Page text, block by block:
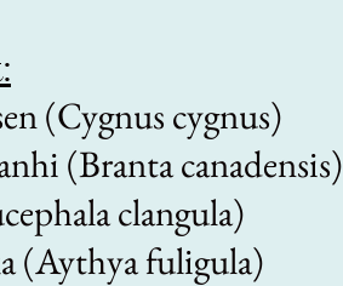
(Cygnus cygnus)
(Branta canadensis)
clangula)
(Aythya fuligula)